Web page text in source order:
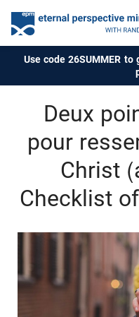
Use code 26SUMMER
Deux
pour
Christ
Checklist